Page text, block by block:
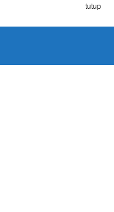
tutup